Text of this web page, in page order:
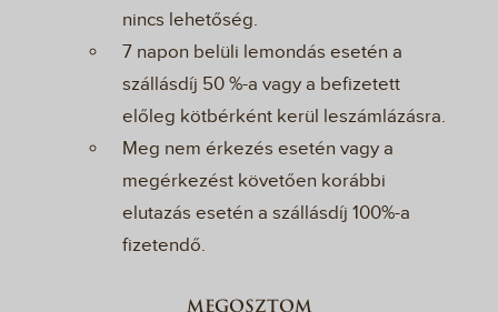
nincs lehetőség.
7 napon belüli lemondás esetén a
szállásdíj 50 %-a vagy a befizetett
előleg kötbérként kerül leszámlázásra.
Meg nem érkezés esetén vagy a
megérkezést követően korábbi
elutazás esetén a szállásdíj 100%-a
fizetendő.
MEGOSZTOM